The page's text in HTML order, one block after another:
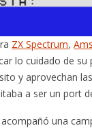
ZX Spectrum,
lo cuidado de
y aprovechan
a ser un port
una